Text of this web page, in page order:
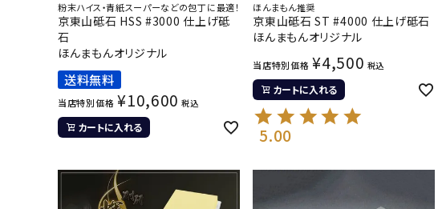
粉末ハイス・青紙スーパーなどの包丁に最適！
京東山砥石 HSS #3000 仕上げ砥
石
ほんまもんオリジナル
送料無料
当店特別価格 ¥10,600 税込
カートに入れる
ほんまもん推奨
京東山砥石 ST #4000 仕上げ砥石
ほんまもんオリジナル
当店特別価格 ¥4,500 税込
カートに入れる
5.00